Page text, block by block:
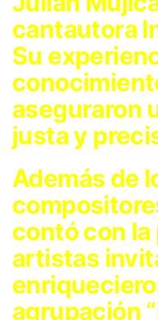
cantautora
Su
aseguraron
justa y
Además de
contó con
artistas
agrupación